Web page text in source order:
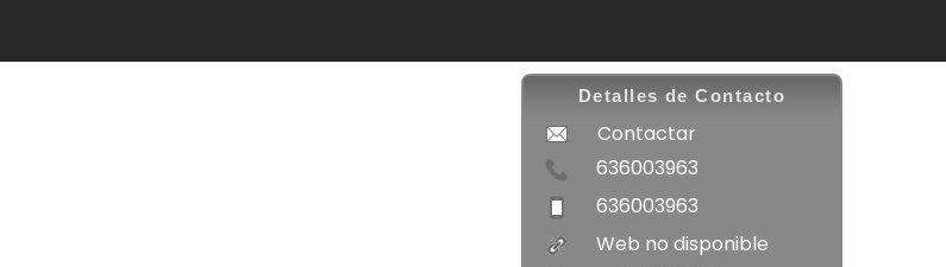
Detalles de Contacto
Contactar
636003963
636003963
Web no disponible